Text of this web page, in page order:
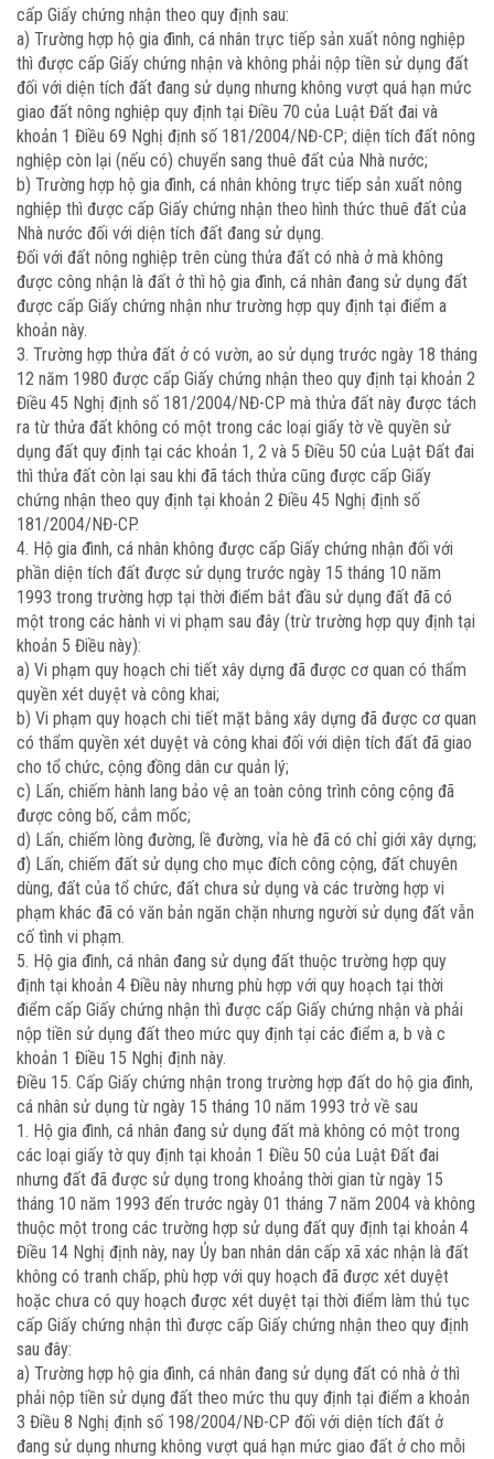
cấp Giấy chứng nhận theo quy định sau:
a) Trường hợp hộ gia đình, cá nhân trực tiếp sản xuất nông nghiệp
thì được cấp Giấy chứng nhận và không phải nộp tiền sử dụng đất
đối với diện tích đất đang sử dụng nhưng không vượt quá hạn mức
giao đất nông nghiệp quy định tại Điều 70 của Luật Đất đai và
khoản 1 Điều 69 Nghị định số 181/2004/NĐ-CP; diện tích đất nông
nghiệp còn lại (nếu có) chuyển sang thuê đất của Nhà nước;
b) Trường hợp hộ gia đình, cá nhân không trực tiếp sản xuất nông
nghiệp thì được cấp Giấy chứng nhận theo hình thức thuê đất của
Nhà nước đối với diện tích đất đang sử dụng.
Đối với đất nông nghiệp trên cùng thửa đất có nhà ở mà không
được công nhận là đất ở thì hộ gia đình, cá nhân đang sử dụng đất
được cấp Giấy chứng nhận như trường hợp quy định tại điểm a
khoản này.
3. Trường hợp thửa đất ở có vườn, ao sử dụng trước ngày 18 tháng
12 năm 1980 được cấp Giấy chứng nhận theo quy định tại khoản 2
Điều 45 Nghị định số 181/2004/NĐ-CP mà thửa đất này được tách
ra từ thửa đất không có một trong các loại giấy tờ về quyền sử
dụng đất quy định tại các khoản 1, 2 và 5 Điều 50 của Luật Đất đai
thì thửa đất còn lại sau khi đã tách thửa cũng được cấp Giấy
chứng nhận theo quy định tại khoản 2 Điều 45 Nghị định số
181/2004/NĐ-CP.
4. Hộ gia đình, cá nhân không được cấp Giấy chứng nhận đối với
phần diện tích đất được sử dụng trước ngày 15 tháng 10 năm
1993 trong trường hợp tại thời điểm bắt đầu sử dụng đất đã có
một trong các hành vi vi phạm sau đây (trừ trường hợp quy định tại
khoản 5 Điều này):
a) Vi phạm quy hoạch chi tiết xây dựng đã được cơ quan có thẩm
quyền xét duyệt và công khai;
b) Vi phạm quy hoạch chi tiết mặt bằng xây dựng đã được cơ quan
có thẩm quyền xét duyệt và công khai đối với diện tích đất đã giao
cho tổ chức, cộng đồng dân cư quản lý;
c) Lấn, chiếm hành lang bảo vệ an toàn công trình công cộng đã
được công bố, cắm mốc;
d) Lấn, chiếm lòng đường, lề đường, vỉa hè đã có chỉ giới xây dựng;
đ) Lấn, chiếm đất sử dụng cho mục đích công cộng, đất chuyên
dùng, đất của tổ chức, đất chưa sử dụng và các trường hợp vi
phạm khác đã có văn bản ngăn chặn nhưng người sử dụng đất vẫn
cố tình vi phạm.
5. Hộ gia đình, cá nhân đang sử dụng đất thuộc trường hợp quy
định tại khoản 4 Điều này nhưng phù hợp với quy hoạch tại thời
điểm cấp Giấy chứng nhận thì được cấp Giấy chứng nhận và phải
nộp tiền sử dụng đất theo mức quy định tại các điểm a, b và c
khoản 1 Điều 15 Nghị định này.
Điều 15. Cấp Giấy chứng nhận trong trường hợp đất do hộ gia đình,
cá nhân sử dụng từ ngày 15 tháng 10 năm 1993 trở về sau
1. Hộ gia đình, cá nhân đang sử dụng đất mà không có một trong
các loại giấy tờ quy định tại khoản 1 Điều 50 của Luật Đất đai
nhưng đất đã được sử dụng trong khoảng thời gian từ ngày 15
tháng 10 năm 1993 đến trước ngày 01 tháng 7 năm 2004 và không
thuộc một trong các trường hợp sử dụng đất quy định tại khoản 4
Điều 14 Nghị định này, nay Ủy ban nhân dân cấp xã xác nhận là đất
không có tranh chấp, phù hợp với quy hoạch đã được xét duyệt
hoặc chưa có quy hoạch được xét duyệt tại thời điểm làm thủ tục
cấp Giấy chứng nhận thì được cấp Giấy chứng nhận theo quy định
sau đây:
a) Trường hợp hộ gia đình, cá nhân đang sử dụng đất có nhà ở thì
phải nộp tiền sử dụng đất theo mức thu quy định tại điểm a khoản
3 Điều 8 Nghị định số 198/2004/NĐ-CP đối với diện tích đất ở
đang sử dụng nhưng không vượt quá hạn mức giao đất ở cho mỗi